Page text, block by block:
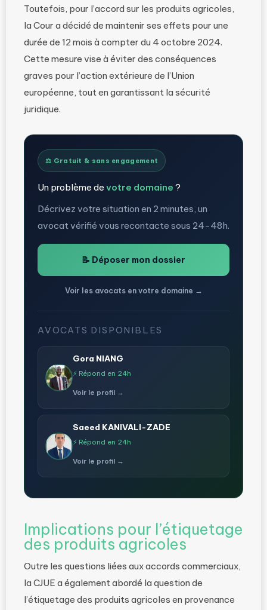
Toutefois, pour l’accord sur les produits agricoles,
la Cour a décidé de maintenir ses effets pour une
durée de 12 mois à compter du 4 octobre 2024.
Cette mesure vise à éviter des conséquences
graves pour l’action extérieure de l’Union
européenne, tout en garantissant la sécurité
juridique.
⚖️ Gratuit & sans engagement
Un problème de votre domaine ?
Décrivez votre situation en 2 minutes, un
avocat vérifié vous recontacte sous 24-48h.
📝 Déposer mon dossier
Voir les avocats en votre domaine →
AVOCATS DISPONIBLES
Gora NIANG
⚡ Répond en 24h
Voir le profil →
Saeed KANIVALI-ZADE
⚡ Répond en 24h
Voir le profil →
Implications pour l’étiquetage
des produits agricoles
Outre les questions liées aux accords commerciaux,
la CJUE a également abordé la question de
l’étiquetage des produits agricoles en provenance